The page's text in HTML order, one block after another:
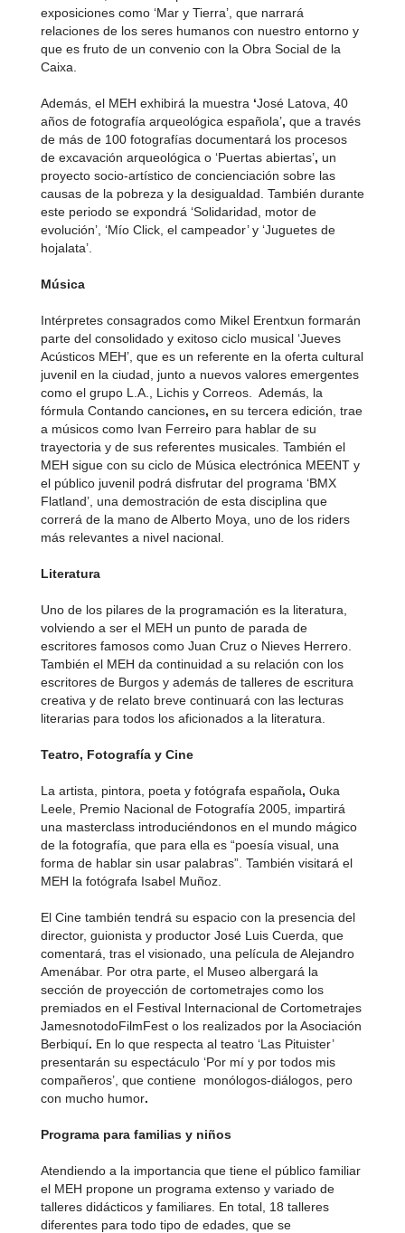
exposiciones como ‘Mar y Tierra’, que narrará
relaciones de los seres humanos con nuestro entorno y
que es fruto de un convenio con la Obra Social de la
Caixa.
Además, el MEH exhibirá la muestra ‘José Latova, 40
años de fotografía arqueológica española’, que a través
de más de 100 fotografías documentará los procesos
de excavación arqueológica o ‘Puertas abiertas’, un
proyecto socio-artístico de concienciación sobre las
causas de la pobreza y la desigualdad. También durante
este periodo se expondrá ‘Solidaridad, motor de
evolución’, ‘Mío Click, el campeador’ y ‘Juguetes de
hojalata’.
Música
Intérpretes consagrados como Mikel Erentxun formarán
parte del consolidado y exitoso ciclo musical ‘Jueves
Acústicos MEH’, que es un referente en la oferta cultural
juvenil en la ciudad, junto a nuevos valores emergentes
como el grupo L.A., Lichis y Correos. Además, la
fórmula Contando canciones, en su tercera edición, trae
a músicos como Ivan Ferreiro para hablar de su
trayectoria y de sus referentes musicales. También el
MEH sigue con su ciclo de Música electrónica MEENT y
el público juvenil podrá disfrutar del programa ‘BMX
Flatland’, una demostración de esta disciplina que
correrá de la mano de Alberto Moya, uno de los riders
más relevantes a nivel nacional.
Literatura
Uno de los pilares de la programación es la literatura,
volviendo a ser el MEH un punto de parada de
escritores famosos como Juan Cruz o Nieves Herrero.
También el MEH da continuidad a su relación con los
escritores de Burgos y además de talleres de escritura
creativa y de relato breve continuará con las lecturas
literarias para todos los aficionados a la literatura.
Teatro, Fotografía y Cine
La artista, pintora, poeta y fotógrafa española, Ouka
Leele, Premio Nacional de Fotografía 2005, impartirá
una masterclass introduciéndonos en el mundo mágico
de la fotografía, que para ella es “poesía visual, una
forma de hablar sin usar palabras”. También visitará el
MEH la fotógrafa Isabel Muñoz.
El Cine también tendrá su espacio con la presencia del
director, guionista y productor José Luis Cuerda, que
comentará, tras el visionado, una película de Alejandro
Amenábar. Por otra parte, el Museo albergará la
sección de proyección de cortometrajes como los
premiados en el Festival Internacional de Cortometrajes
JamesnotodoFilmFest o los realizados por la Asociación
Berbiquí. En lo que respecta al teatro ‘Las Pituister’
presentarán su espectáculo ‘Por mí y por todos mis
compañeros’, que contiene monólogos-diálogos, pero
con mucho humor.
Programa para familias y niños
Atendiendo a la importancia que tiene el público familiar
el MEH propone un programa extenso y variado de
talleres didácticos y familiares. En total, 18 talleres
diferentes para todo tipo de edades, que se